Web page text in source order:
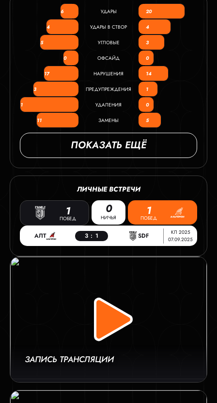
6 УДАРЫ 20
4 УДАРЫ В СТВОР 4
5 УГЛОВЫЕ 3
0 ОФСАЙД 0
17 НАРУШЕНИЯ 14
3 ПРЕДУПРЕЖДЕНИЯ 1
1 УДАЛЕНИЯ 0
11 ЗАМЕНЫ 5
ПОКАЗАТЬ ЕЩЁ
ЛИЧНЫЕ ВСТРЕЧИ
1
ПОБЕД
0
НИЧЬЯ 1
ПОБЕД
КЛ 2025
07.09.2025
АЛТ 3 : 1 SDF
ЗАПИСЬ ТРАНСЛЯЦИИ